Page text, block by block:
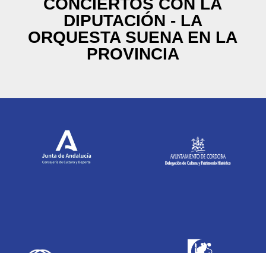
CONCIERTOS CON LA
DIPUTACIÓN - LA
ORQUESTA SUENA EN LA
PROVINCIA